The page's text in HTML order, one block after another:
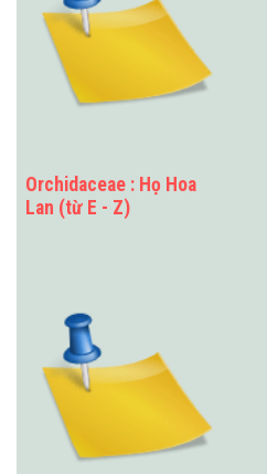
Orchidaceae : Họ Hoa
Lan (từ E - Z)